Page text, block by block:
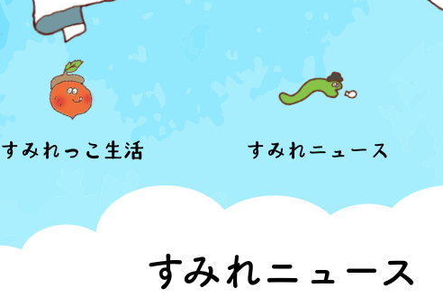
すみれっこ生活 すみれニュース
すみれニュース